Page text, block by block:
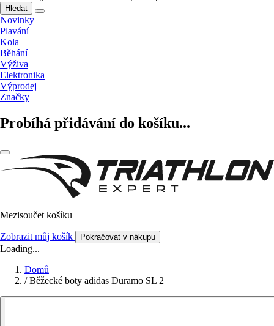
Hledat
Novinky
Plavání
Kola
Běhání
Výživa
Elektronika
Výprodej
Značky
Probíhá přidávání do košíku...
Mezisoučet košíku
Zobrazit můj košík Pokračovat v nákupu
Loading...
Domů
/ Běžecké boty adidas Duramo SL 2